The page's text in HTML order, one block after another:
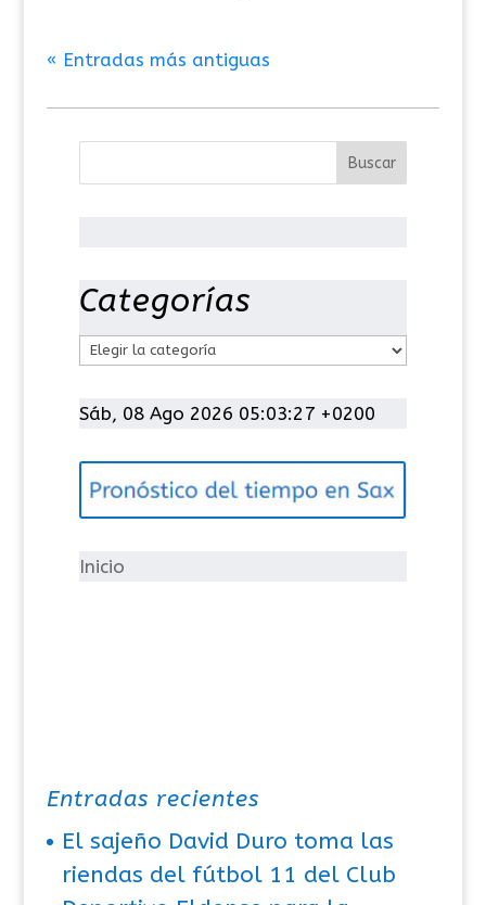
« Entradas más antiguas
Categorías
t
g
í
Sáb, 08 Ago 2026 05:03:27 +0200
Inicio
Entradas recientes
El sajeño David Duro toma las
riendas del fútbol 11 del Club